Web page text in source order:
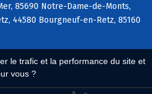
le trafic et la performance du site et
vous ?
85690 Notre-Dame-de-Monts,
44580 Bourgneuf-en-Retz, 85160